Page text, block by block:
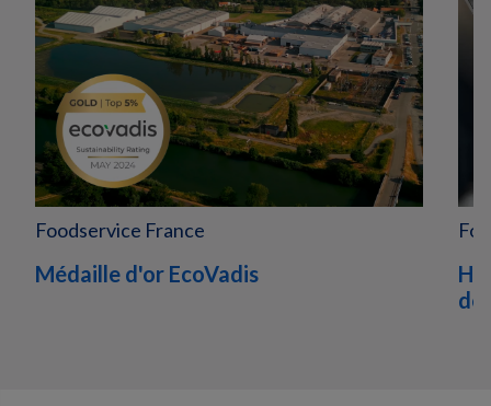
Foodservice France
Médaille d'or EcoVadis